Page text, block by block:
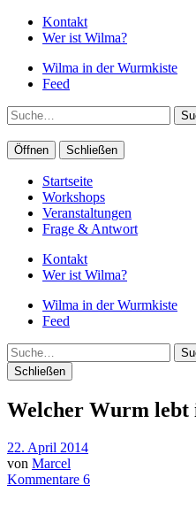
Kontakt
Wer ist Wilma?
Wilma in der Wurmkiste
Feed
Suche
Öffnen Schließen
Startseite
Workshops
Veranstaltungen
Frage & Antwort
Kontakt
Wer ist Wilma?
Wilma in der Wurmkiste
Feed
Suche
Schließen
Welcher Wurm lebt
22. April 2014
von Marcel
Kommentare 6